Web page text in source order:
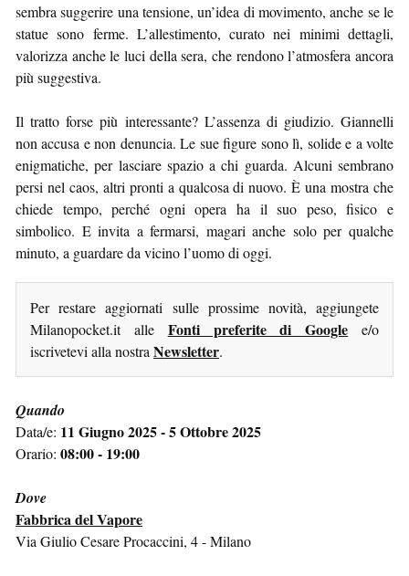
sembra suggerire una tensione, un’idea di movimento, anche se le
statue sono ferme. L’allestimento, curato nei minimi dettagli,
valorizza anche le luci della sera, che rendono l’atmosfera ancora
più suggestiva.
Il tratto forse più interessante? L’assenza di giudizio. Giannelli
non accusa e non denuncia. Le sue figure sono lì, solide e a volte
enigmatiche, per lasciare spazio a chi guarda. Alcuni sembrano
persi nel caos, altri pronti a qualcosa di nuovo. È una mostra che
chiede tempo, perché ogni opera ha il suo peso, fisico e
simbolico. E invita a fermarsi, magari anche solo per qualche
minuto, a guardare da vicino l’uomo di oggi.
Per restare aggiornati sulle prossime novità, aggiungete
Milanopocket.it alle Fonti preferite di Google e/o
iscrivetevi alla nostra Newsletter.
Quando
Data/e: 11 Giugno 2025 - 5 Ottobre 2025
Orario: 08:00 - 19:00
Dove
Fabbrica del Vapore
Via Giulio Cesare Procaccini, 4 - Milano